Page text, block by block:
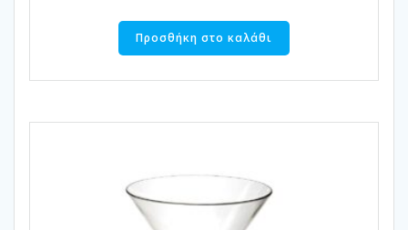
Προσθήκη στο καλάθι